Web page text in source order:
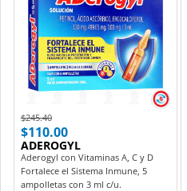
Price reduced from
$245.40to
$110.00
ADEROGYL
Aderogyl con Vitaminas A, C y D
Fortalece el Sistema Inmune, 5
ampolletas con 3 ml c/u.